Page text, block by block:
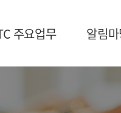
주요업무 알림